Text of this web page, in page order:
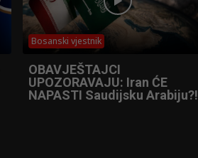
Bosanski vjestnik
OBAVJEŠTAJCI
UPOZORAVAJU: Iran ĆE
NAPASTI Saudijsku Arabiju?!